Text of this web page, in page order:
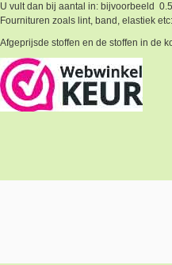
U vult dan bij aantal in: bijvoorbeeld
Fournituren zoals lint, band, elastiek
Afgeprijsde stoffen en de stoffen in de